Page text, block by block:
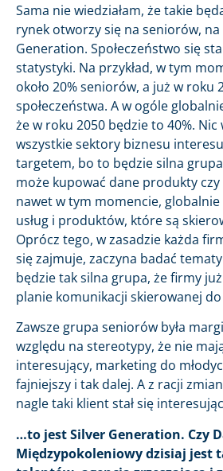
Sama nie wiedziałam, że takie
rynek otworzy się na seniorów,
Generation. Społeczeństwo się
statystyki. Na przykład, w tym
około 20% seniorów, a już w roku
społeczeństwa. A w ogóle
że w roku 2050 będzie to 40%. Nic
wszystkie sektory biznesu
targetem, bo to będzie silna
może kupować dane produkty czy
nawet w tym momencie,
usług i produktów, które są
Oprócz tego, w zasadzie każda
się zajmuje, zaczyna badać
będzie tak silna grupa, że firmy
planie komunikacji skierowanej
Zawsze grupa seniorów była
względu na stereotypy, że nie
interesujący, marketing do
fajniejszy i tak dalej. A z racji
nagle taki klient stał się
…to jest Silver Generation. Czy
Międzypokoleniowy dzisiaj jest